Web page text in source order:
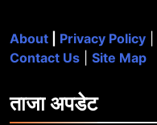
About Privacy Policy
Contact Us
Site Map
ताजाअपडेट